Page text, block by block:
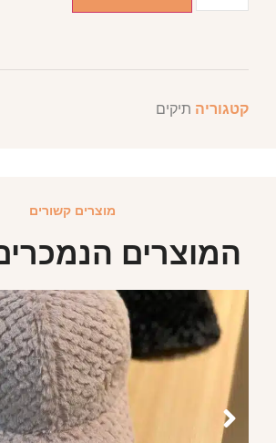
קטגוריה תיקים
מוצרים קשורים
המוצרים